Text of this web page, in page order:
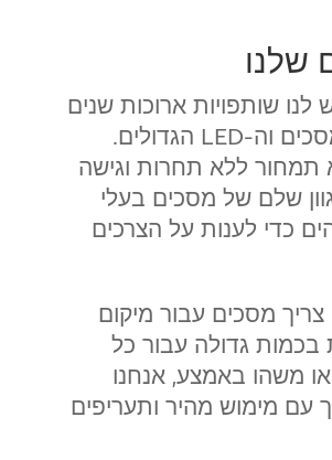
שלנו
לנו שותפויות ארוכות שנים
עם יצרני המסכים וה-LED הגדולים.
תמחור ללא תחרות וגישה
שלם של מסכים בעלי
כדי לענות על הצרכים
מסכים עבור מיקום
בכמות גדולה עבור כל
משהו באמצע, אנחנו
עם מימוש מהיר ותעריפים